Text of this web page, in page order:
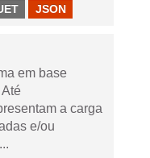
JSON
em base
a carga
e/ou